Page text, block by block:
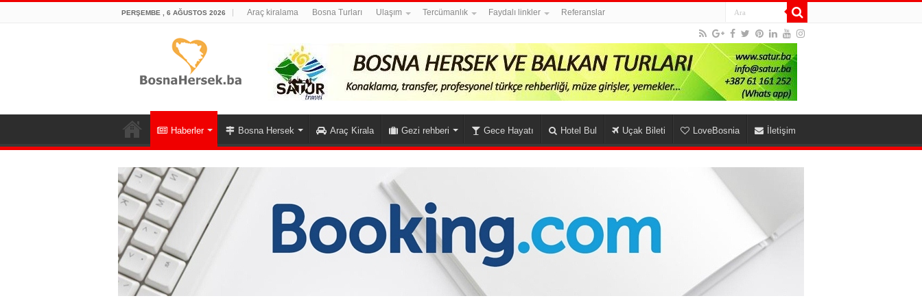
PERŞEMBE , 6 AĞUSTOS 2026 Araç kiralama Bosna Turları Ulaşım Tercümanlık Faydalı linkler Referanslar
Haberler Bosna Hersek Araç Kirala Gezi rehberi Gece Hayatı Hotel Bul Uçak Bileti LoveBosnia İletişim